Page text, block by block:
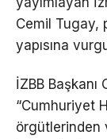
Cemil Tugay,
yapısına
İZBB Başkanı
“Cumhuriyet
örgütlerinden